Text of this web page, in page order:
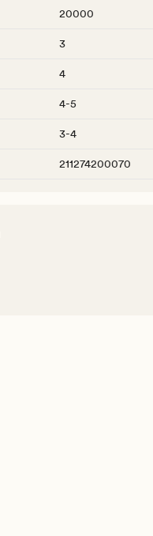
20000
3
4
4-5
3-4
211274200070